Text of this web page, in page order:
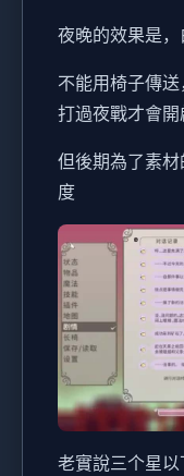
夜晚的效果是
不能用椅子傳
打過夜戰才會開
但後期為了素
度
老實說三个星